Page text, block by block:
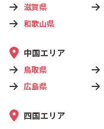
滋賀県
和歌山県
中国エリア
鳥取県
広島県
四国エリア